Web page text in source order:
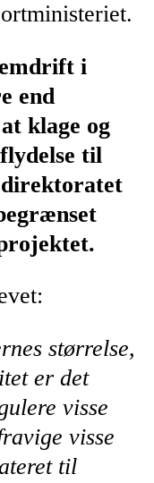
i
end
klage og
til
størrelse,
er det
visse
visse
til